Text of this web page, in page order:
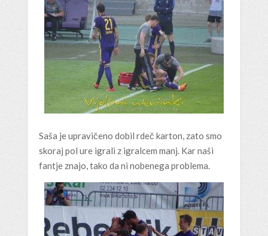
Saša je upravičeno dobil rdeč karton, zato smo
skoraj pol ure igrali z igralcem manj. Kar naši
fantje znajo, tako da ni nobenega problema.